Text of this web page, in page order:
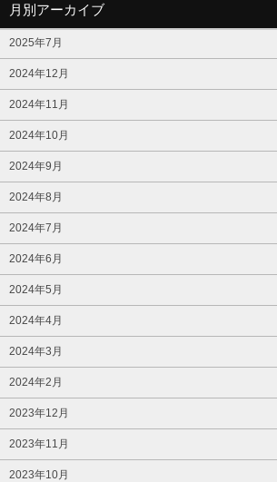
月別アーカイブ
2025年7月
2024年12月
2024年11月
2024年10月
2024年9月
2024年8月
2024年7月
2024年6月
2024年5月
2024年4月
2024年3月
2024年2月
2023年12月
2023年11月
2023年10月